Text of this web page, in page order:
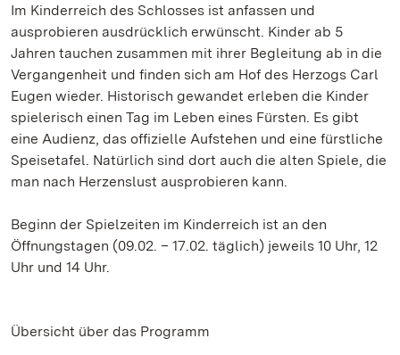
Im Kinderreich des Schlosses ist anfassen und
ausprobieren ausdrücklich erwünscht. Kinder ab 5
Jahren tauchen zusammen mit ihrer Begleitung ab in die
Vergangenheit und finden sich am Hof des Herzogs Carl
Eugen wieder. Historisch gewandet erleben die Kinder
spielerisch einen Tag im Leben eines Fürsten. Es gibt
eine Audienz, das offizielle Aufstehen und eine fürstliche
Speisetafel. Natürlich sind dort auch die alten Spiele, die
man nach Herzenslust ausprobieren kann.
Beginn der Spielzeiten im Kinderreich ist an den
Öffnungstagen (09.02. – 17.02. täglich) jeweils 10 Uhr, 12
Uhr und 14 Uhr.
Übersicht über das Programm